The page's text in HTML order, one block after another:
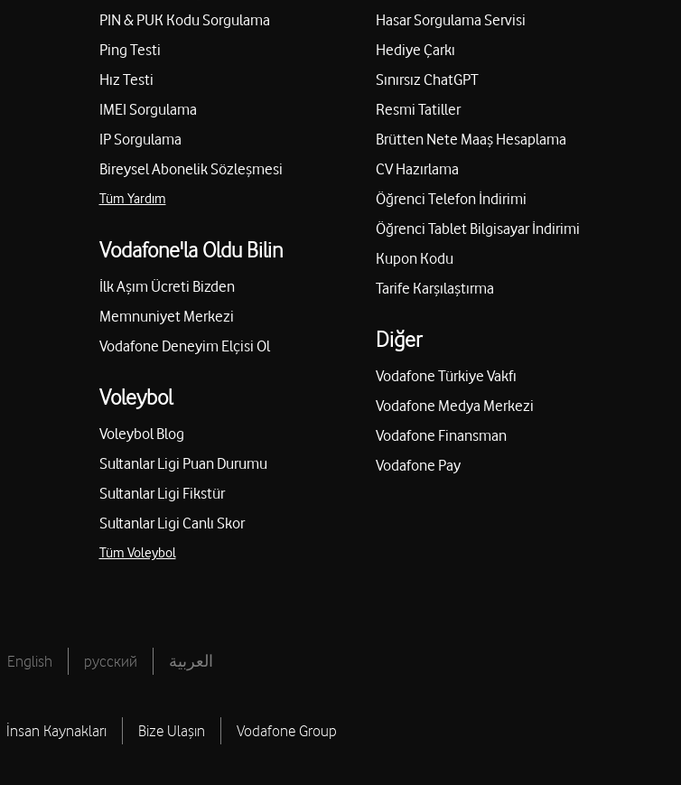
PIN & PUK Kodu Sorgulama
Ping Testi
Hız Testi
IMEI Sorgulama
IP Sorgulama
Bireysel Abonelik Sözleşmesi
Tüm Yardım
Vodafone'la Oldu Bilin
İlk Aşım Ücreti Bizden
Memnuniyet Merkezi
Vodafone Deneyim Elçisi Ol
Voleybol
Voleybol Blog
Sultanlar Ligi Puan Durumu
Sultanlar Ligi Fikstür
Sultanlar Ligi Canlı Skor
Tüm Voleybol
Hasar Sorgulama Servisi
Hediye Çarkı
Sınırsız ChatGPT
Resmi Tatiller
Brütten Nete Maaş Hesaplama
CV Hazırlama
Öğrenci Telefon İndirimi
Öğrenci Tablet Bilgisayar İndirimi
Kupon Kodu
Tarife Karşılaştırma
Diğer
Vodafone Türkiye Vakfı
Vodafone Medya Merkezi
Vodafone Finansman
Vodafone Pay
English русский العربية
İnsan Kaynakları Bize Ulaşın Vodafone Group